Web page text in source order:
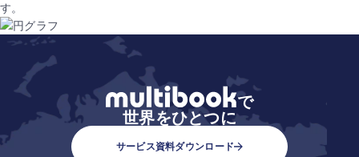
す。
で
世界をひとつに
サービス資料ダウンロード